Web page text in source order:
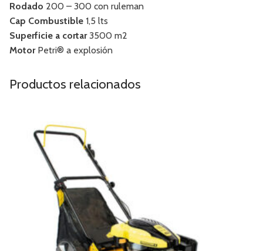
Rodado 200 – 300 con ruleman
Cap Combustible 1,5 lts
Superficie a cortar3500 m2
MotorPetri® a explosión
Productos relacionados